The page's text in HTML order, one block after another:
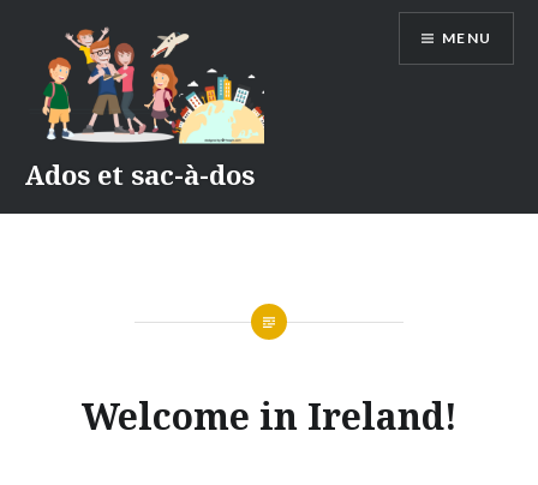
contenu
principal
Ados et sac-à-dos
MENU
2023
Welcome in Ireland!